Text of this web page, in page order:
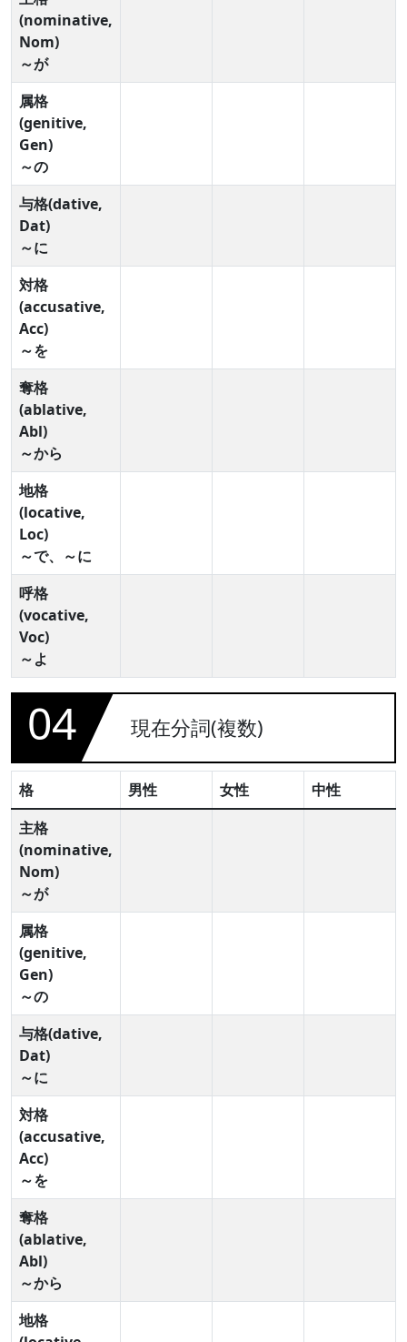
(nominative,
Nom)
～が
属格
(genitive,
Gen)
～の
与格(dative,
Dat)
～に
対格
(accusative,
Acc)
～を
奪格
(ablative,
Abl)
～から
地格
(locative,
Loc)
～で、～に
呼格
(vocative,
Voc)
～よ
04 現在分詞(複数)
格 男性 女性
中性
主格
(nominative,
Nom)
～が
属格
(genitive,
Gen)
～の
与格(dative,
Dat)
～に
対格
(accusative,
Acc)
～を
奪格
(ablative,
Abl)
～から
地格